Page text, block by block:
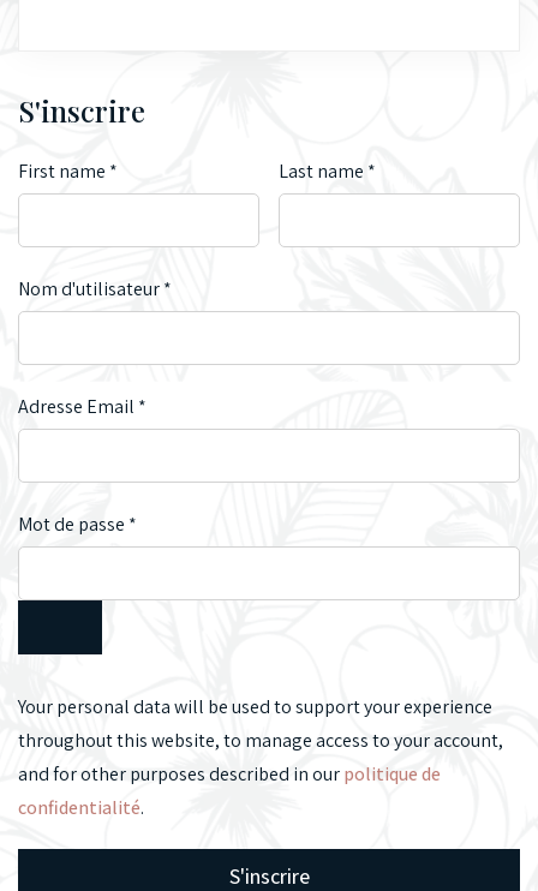
S'inscrire
First name * Last name *
Nom d'utilisateur*
Adresse Email *
Mot de passe *
Your personal data will be used to support your experience
throughout this website, to manage access to your account,
and for other purposes described in ourpolitique de
confidentialité.
S'inscrire